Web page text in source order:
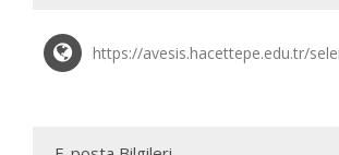
https://avesis.hacettepe.edu.tr/